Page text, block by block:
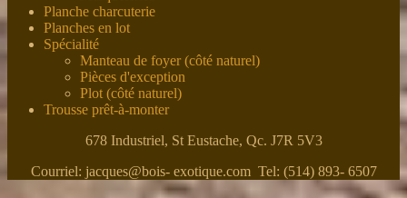
Planche charcuterie
Planches en lot
Spécialité
Manteau de foyer (côté naturel)
Pièces d'exception
Plot (côté naturel)
Trousse prêt-à-monter
678 Industriel, St Eustache, Qc. J7R 5V3
Courriel: jacques@bois- exotique.com Tel: (514) 893- 6507